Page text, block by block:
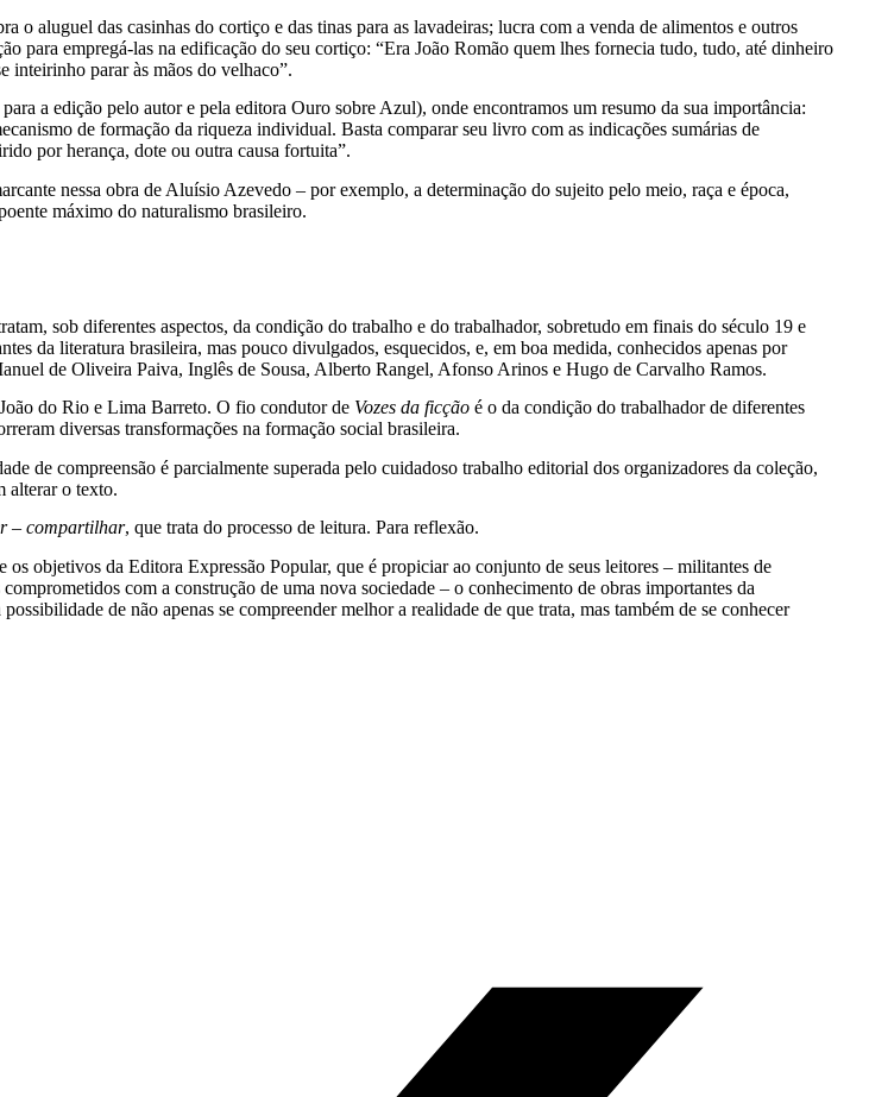
o aluguel das casinhas do cortiço e das tinas para as lavadeiras; lucra com a venda de alimentos e outros
para empregá-las na edificação do seu cortiço: “Era João Romão quem lhes fornecia tudo, tudo, até dinheiro
inteirinho parar às mãos do velhaco”.
a edição pelo autor e pela editora Ouro sobre Azul), onde encontramos um resumo da sua importância:
de formação da riqueza individual. Basta comparar seu livro com as indicações sumárias de
por herança, dote ou outra causa fortuita”.
nessa obra de Aluísio Azevedo – por exemplo, a determinação do sujeito pelo meio, raça e época,
máximo do naturalismo brasileiro.
sob diferentes aspectos, da condição do trabalho e do trabalhador, sobretudo em finais do século 19 e
da literatura brasileira, mas pouco divulgados, esquecidos, e, em boa medida, conhecidos apenas por
de Oliveira Paiva, Inglês de Sousa, Alberto Rangel, Afonso Arinos e Hugo de Carvalho Ramos.
do Rio e Lima Barreto. O fio condutor de Vozes da ficção é o da condição do trabalhador de diferentes
diversas transformações na formação social brasileira.
de compreensão é parcialmente superada pelo cuidadoso trabalho editorial dos organizadores da coleção,
alterar o texto.
– compartilhar, que trata do processo de leitura. Para reflexão.
objetivos da Editora Expressão Popular, que é propiciar ao conjunto de seus leitores – militantes de
com a construção de uma nova sociedade – o conhecimento de obras importantes da
de não apenas se compreender melhor a realidade de que trata, mas também de se conhecer